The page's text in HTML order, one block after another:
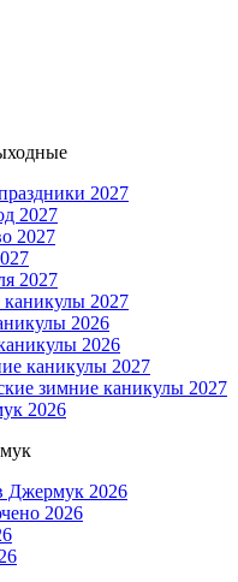
2027
2027
2027
2027
2027
2026
2026
каникулы 2027
зимние каникулы 2027
2026
Джермук 2026
2026